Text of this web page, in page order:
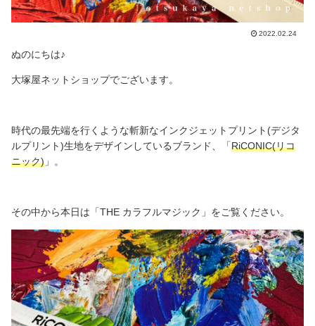
2022.02.24
ぬのにちは♪
大塚屋ネットショップでございます。
時代の最先端を行くような斬新なインクジェットプリント(デジタ
ルプリント)生地をデザインしているブランド、「RiCONIC(リコ
ニック) 」。
その中から本日は「THE カラフルマジック」をご覧ください。